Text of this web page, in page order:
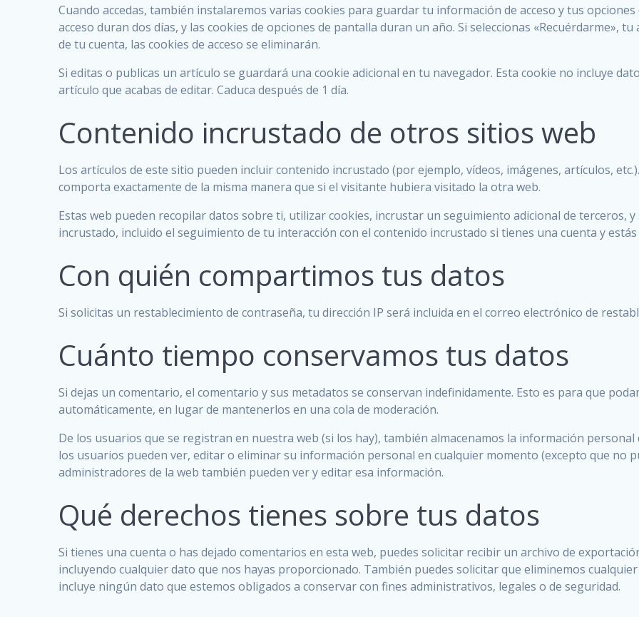
Cuando accedas, también instalaremos varias cookies para guardar tu información de acceso y tus
acceso duran dos días, y las cookies de opciones de pantalla duran un año. Si seleccionas «Recuérdarme»,
de tu cuenta, las cookies de acceso se eliminarán.
Si editas o publicas un artículo se guardará una cookie adicional en tu navegador. Esta cookie no incluye
artículo que acabas de editar. Caduca después de 1 día.
Contenido incrustado de otros sitios web
Los artículos de este sitio pueden incluir contenido incrustado (por ejemplo, vídeos, imágenes, artículos,
comporta exactamente de la misma manera que si el visitante hubiera visitado la otra web.
Estas web pueden recopilar datos sobre ti, utilizar cookies, incrustar un seguimiento adicional de terceros,
incrustado, incluido el seguimiento de tu interacción con el contenido incrustado si tienes una cuenta y estás
Con quién compartimos tus datos
Si solicitas un restablecimiento de contraseña, tu dirección IP será incluida en el correo electrónico de
Cuánto tiempo conservamos tus datos
Si dejas un comentario, el comentario y sus metadatos se conservan indefinidamente. Esto es para que
automáticamente, en lugar de mantenerlos en una cola de moderación.
De los usuarios que se registran en nuestra web (si los hay), también almacenamos la información
los usuarios pueden ver, editar o eliminar su información personal en cualquier momento (excepto que no
administradores de la web también pueden ver y editar esa información.
Qué derechos tienes sobre tus datos
Si tienes una cuenta o has dejado comentarios en esta web, puedes solicitar recibir un archivo de
incluyendo cualquier dato que nos hayas proporcionado. También puedes solicitar que eliminemos
incluye ningún dato que estemos obligados a conservar con fines administrativos, legales o de seguridad.